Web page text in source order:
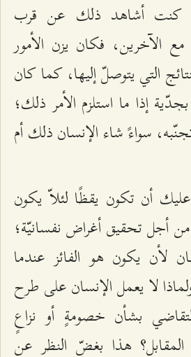
كنت أشاهد ذلك عن قرب
الآخرين، فكان يزن الأمور
التي يتوصلّ إليها، كما كان
إذا ما استلزم الأمر ذلك؛
سواءً شاء الإنسان ذلك أم
أن تكون يقظًا لئلاّ يكون
أجل تحقيق أغراض نفسانيّة؛
لأن يكون هو الفائز عندما
لا يعمل الإنسان على طرح
بشأن خصومةٍ أو نزاعٍ
هذا بغضّ النظر عن